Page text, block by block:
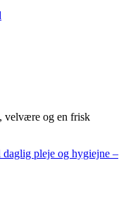
velvære og en frisk
pleje og hygiejne –